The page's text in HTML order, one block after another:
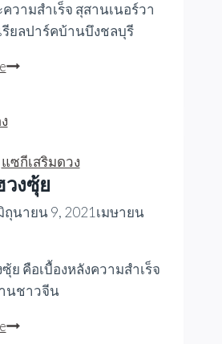
วา
วามสำเร็จ สุสานเนอร์วา
รียลปาร์คบ้านบึงชลบุรี
รางวัล
สำเร็จ
แซกีเสริมดวง
วงซุ้ย
ถุนายน 9, 2021เมษายน
ย คือเบื้องหลังความสำเร็จ
นชาวจีน
สุสาน-